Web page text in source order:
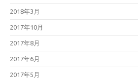
2018年3月
2017年10月
2017年8月
2017年6月
2017年5月